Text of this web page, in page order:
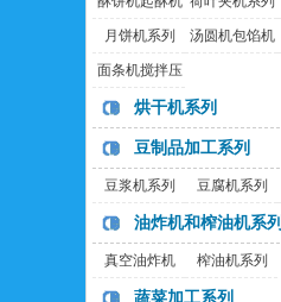
系列
月饼机系列
汤圆机包馅机
面条机搅拌压
面机系列
烘干机系列
豆制品加工系列
豆浆机系列 豆腐机系列
油炸机和榨油机系列
真空油炸机 榨油机系列
蔬菜加工系列